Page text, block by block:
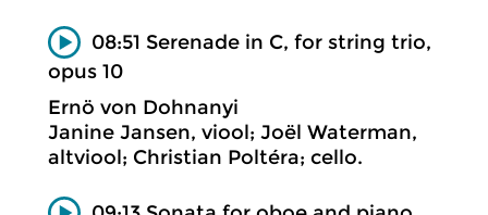
08:51 Serenade in C, for string trio,
opus 10
Ernö von Dohnanyi
Janine Jansen, viool; Joël Waterman,
altviool; Christian Poltéra; cello.